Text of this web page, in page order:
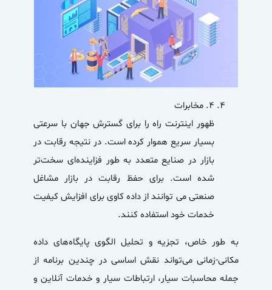
۴. مخابرات
ظهور اینترنت راه را برای گسترش جهان با سرعتی
بسیار سریع هموار کرده است. در نتیجه رقابت در
بازار در صنایع متعدد به طور فزاینده‌ای سخت‌تر
شده است. برای حفظ رقابت در بازار مشاغل
صنعتی می توانند از داده کاوی برای افزایش کیفیت
خدمات خود استفاده کنند.
به طور خاص، تجزیه و تحلیل الگوی پایگاه‌های داده
مکانی-زمانی می‌تواند نقش اساسی در چندین برنامه از
جمله محاسبات سیار، ارتباطات سیار و خدمات آنلاین و